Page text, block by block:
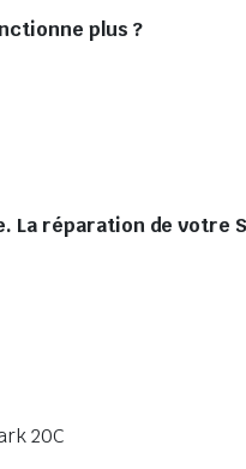
plus ?
réparation de
20C